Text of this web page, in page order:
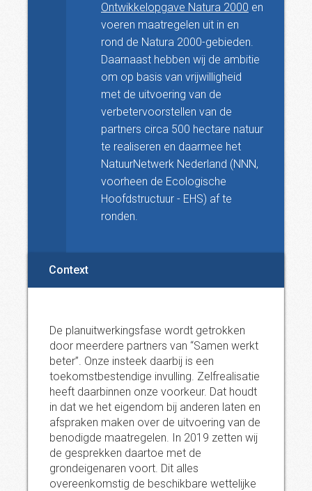
Ontwikkelopgave Natura 2000 en
voeren maatregelen uit in en
rond de Natura 2000-gebieden.
Daarnaast hebben wij de ambitie
om op basis van vrijwilligheid
met de uitvoering van de
verbetervoorstellen van de
partners circa 500 hectare natuur
te realiseren en daarmee het
NatuurNetwerk Nederland (NNN,
voorheen de Ecologische
Hoofdstructuur - EHS) af te
ronden.
Context
De planuitwerkingsfase wordt getrokken
door meerdere partners van “Samen werkt
beter”. Onze insteek daarbij is een
toekomstbestendige invulling. Zelfrealisatie
heeft daarbinnen onze voorkeur. Dat houdt
in dat we het eigendom bij anderen laten en
afspraken maken over de uitvoering van de
benodigde maatregelen. In 2019 zetten wij
de gesprekken daartoe met de
grondeigenaren voort. Dit alles
overeenkomstig de beschikbare wettelijke